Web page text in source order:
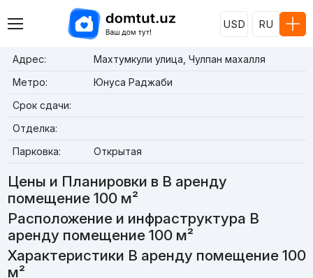
USD RU
Адрес:
Махтумкули улица, Чулпан махалля
Метро:
Юнуса Раджаби
Срок сдачи:
Отделка:
Парковка:
Открытая
Цены и Планировки в В аренду
помещение 100 м²
Расположение и инфраструктура В
аренду помещение 100 м²
Характеристики В аренду помещение 100
м²